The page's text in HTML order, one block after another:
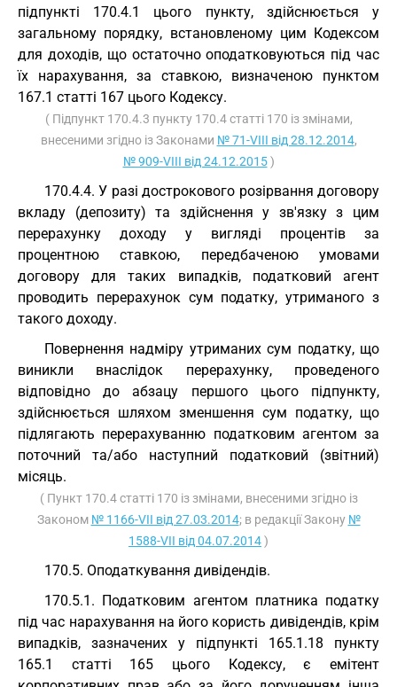
підпункті 170.4.1 цього пункту, здійснюється у
загальному порядку, встановленому цим Кодексом
для доходів, що остаточно оподатковуються під час
їх нарахування, за ставкою, визначеною пунктом
167.1 статті 167 цього Кодексу.
( Підпункт 170.4.3 пункту 170.4 статті 170 із змінами,
внесеними згідно із Законами № 71-VIII від 28.12.2014,
№ 909-VIII від 24.12.2015)
170.4.4. У разі дострокового розірвання договору
вкладу (депозиту) та здійснення у зв'язку з цим
перерахунку доходу у вигляді процентів за
процентною ставкою, передбаченою умовами
договору для таких випадків, податковий агент
проводить перерахунок сум податку, утриманого з
такого доходу.
Повернення надміру утриманих сум податку, що
виникли внаслідок перерахунку, проведеного
відповідно до абзацу першого цього підпункту,
здійснюється шляхом зменшення сум податку, що
підлягають перерахуванню податковим агентом за
поточний та/або наступний податковий (звітний)
місяць.
( Пункт 170.4 статті 170 із змінами, внесеними згідно із
Законом № 1166-VII від 27.03.2014; в редакції Закону №
1588-VII від 04.07.2014)
170.5. Оподаткування дивідендів.
170.5.1. Податковим агентом платника податку
під час нарахування на його користь дивідендів, крім
випадків, зазначених у підпункті 165.1.18 пункту
165.1 статті 165 цього Кодексу, є емітент